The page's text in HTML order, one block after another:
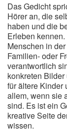
Das Gedicht
Hörer an, die
haben und die
Erleben
Menschen in
Familien- oder
verantwortlich
konkreten
für ältere Kinder
allem, wenn sie
sind. Es ist ein
kreative Seite
wissen.